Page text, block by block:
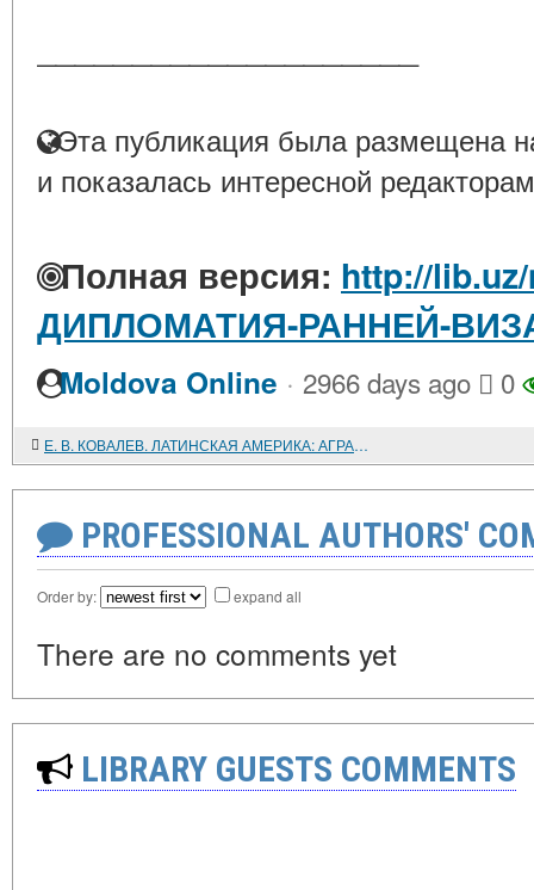
Эта публикация была размещена
и показалась интересной
Полная версия: http://
ДИПЛОМАТИЯ-РАННЕЙ-
Moldova Online · 2966 days ago 0
Е. В. КОВАЛЕВ. ЛАТИНСКАЯ АМЕРИКА: АГРАРНЫЕ РЕФОРМЫ И ЭКОНОМИЧЕСКОЕ РАЗВИТИЕ
PROFESSIONAL AUTHORS'
Order by: expand all
There are no comments yet
LIBRARY GUESTS COMMENTS